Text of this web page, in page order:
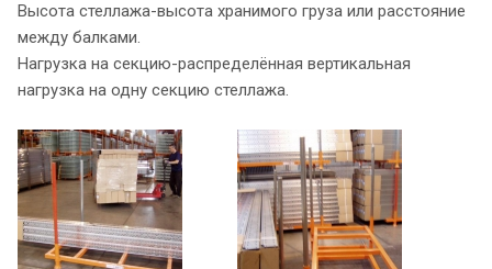
Высота стеллажа-высота хранимого груза или расстояние
между балками.
Нагрузка на секцию-распределённая вертикальная
нагрузка на одну секцию стеллажа.